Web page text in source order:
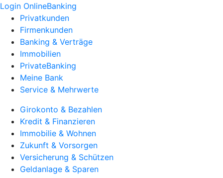
Login OnlineBanking
Privatkunden
Firmenkunden
Banking & Verträge
Immobilien
PrivateBanking
Meine Bank
Service & Mehrwerte
Girokonto & Bezahlen
Kredit & Finanzieren
Immobilie & Wohnen
Zukunft & Vorsorgen
Versicherung & Schützen
Geldanlage & Sparen